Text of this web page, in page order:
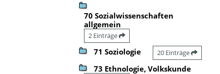
70 Sozialwissenschaften
allgemein
2 Einträge
71 Soziologie 20 Einträge
73 Ethnologie, Volkskunde